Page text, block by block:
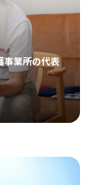
業所の代表